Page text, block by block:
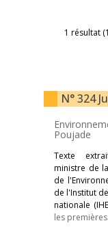
1 résultat
N° 324
Poujade
Texte
ministre de
de
de l'Institut
nationale
les